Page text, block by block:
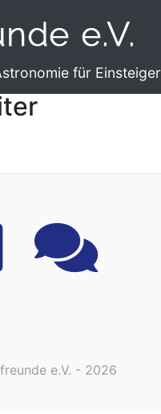
für Einsteiger
e.V. - 2026